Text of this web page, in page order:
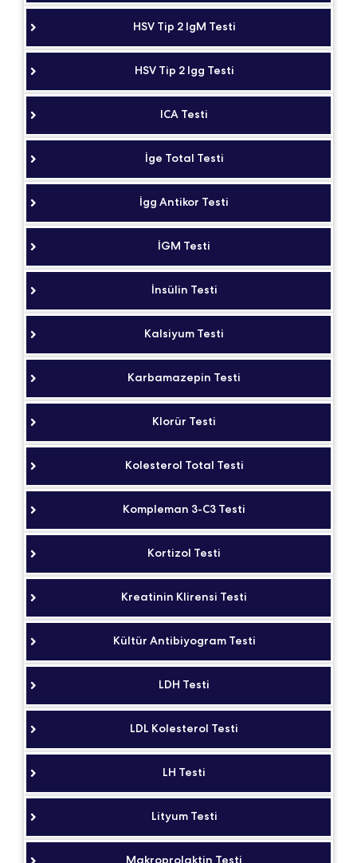
HSV Tip 2 IgM Testi
HSV Tip 2 Igg Testi
ICA Testi
İge Total Testi
İgg Antikor Testi
İGM Testi
İnsülin Testi
Kalsiyum Testi
Karbamazepin Testi
Klorür Testi
Kolesterol Total Testi
Kompleman 3-C3 Testi
Kortizol Testi
Kreatinin Klirensi Testi
Kültür Antibiyogram Testi
LDH Testi
LDL Kolesterol Testi
LH Testi
Lityum Testi
Makroprolaktin Testi